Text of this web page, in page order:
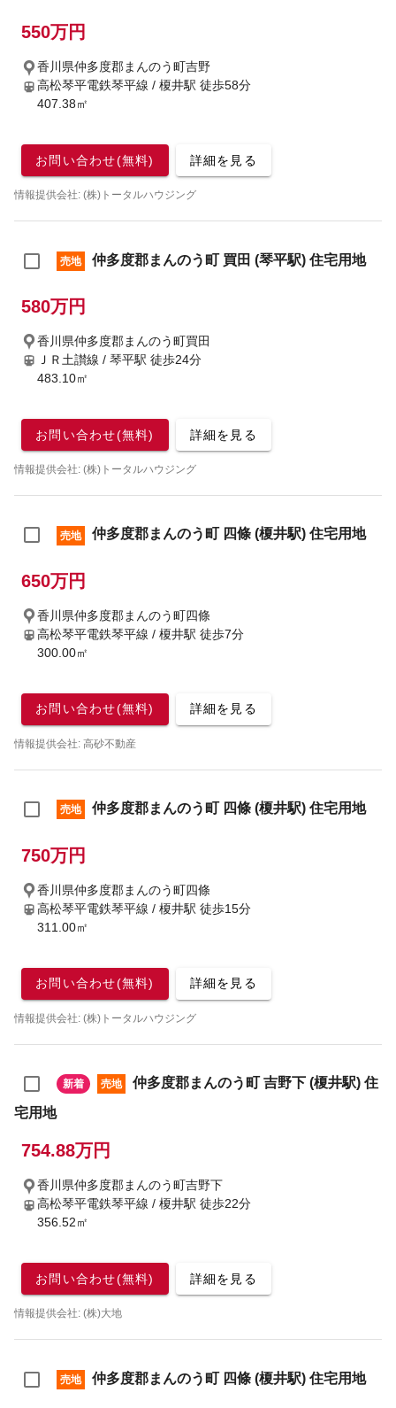
550万円
香川県仲多度郡まんのう町吉野
高松琴平電鉄琴平線 / 榎井駅 徒歩58分
407.38㎡
お問い合わせ(無料) 詳細を見る
情報提供会社: (株)トータルハウジング
売地 仲多度郡まんのう町 買田 (琴平駅) 住宅用地
580万円
香川県仲多度郡まんのう町買田
ＪＲ土讃線 / 琴平駅 徒歩24分
483.10㎡
お問い合わせ(無料) 詳細を見る
情報提供会社: (株)トータルハウジング
売地 仲多度郡まんのう町 四條 (榎井駅) 住宅用地
650万円
香川県仲多度郡まんのう町四條
高松琴平電鉄琴平線 / 榎井駅 徒歩7分
300.00㎡
お問い合わせ(無料) 詳細を見る
情報提供会社: 高砂不動産
売地 仲多度郡まんのう町 四條 (榎井駅) 住宅用地
750万円
香川県仲多度郡まんのう町四條
高松琴平電鉄琴平線 / 榎井駅 徒歩15分
311.00㎡
お問い合わせ(無料) 詳細を見る
情報提供会社: (株)トータルハウジング
新着 売地
仲多度郡まんのう町 吉野下 (榎井駅) 住
宅用地
754.88万円
香川県仲多度郡まんのう町吉野下
高松琴平電鉄琴平線 / 榎井駅 徒歩22分
356.52㎡
お問い合わせ(無料) 詳細を見る
情報提供会社: (株)大地
売地 仲多度郡まんのう町 四條 (榎井駅) 住宅用地